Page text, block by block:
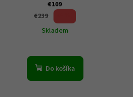
€109
€239
Skladem
Do košíka